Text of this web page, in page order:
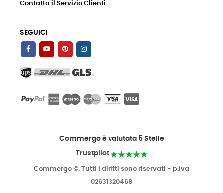
Contatta il Servizio Clienti
SEGUICI
Commergo è valutata 5 Stelle
Trustpilot
Commergo ©. Tutti i diritti sono riservati - p.iva
02631320468